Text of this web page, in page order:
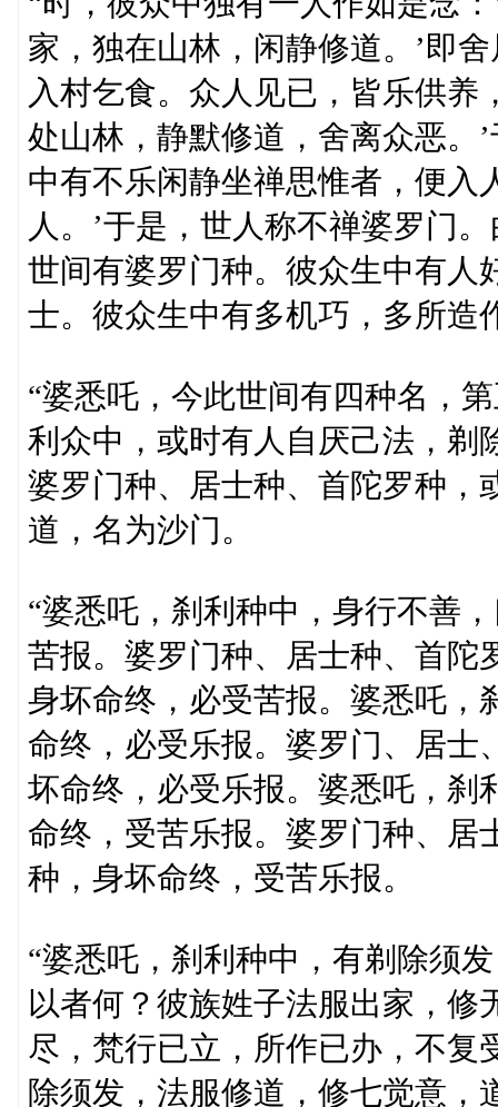
家，独在山林，闲静修道。’即
入村乞食。众人见已，皆乐供养
处山林，静默修道，舍离众恶。
中有不乐闲静坐禅思惟者，便入
人。’于是，世人称不禅婆罗门
世间有婆罗门种。彼众生中有人
士。彼众生中有多机巧，多所造
“婆悉吒，今此世间有四种名，
利众中，或时有人自厌己法，剃
婆罗门种、居士种、首陀罗种，
道，名为沙门。
“婆悉吒，刹利种中，身行不善
苦报。婆罗门种、居士种、首陀
身坏命终，必受苦报。婆悉吒，
命终，必受乐报。婆罗门、居士
坏命终，必受乐报。婆悉吒，刹
命终，受苦乐报。婆罗门种、居
种，身坏命终，受苦乐报。
“婆悉吒，刹利种中，有剃除须
以者何？彼族姓子法服出家，
尽，梵行已立，所作已办，不复
除须发，法服修道，修七觉意，